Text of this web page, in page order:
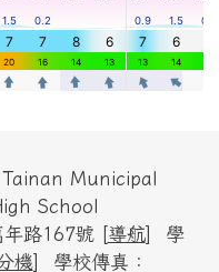
Municipal
School
年路167號 [導航] 學
機] 學校傳真：